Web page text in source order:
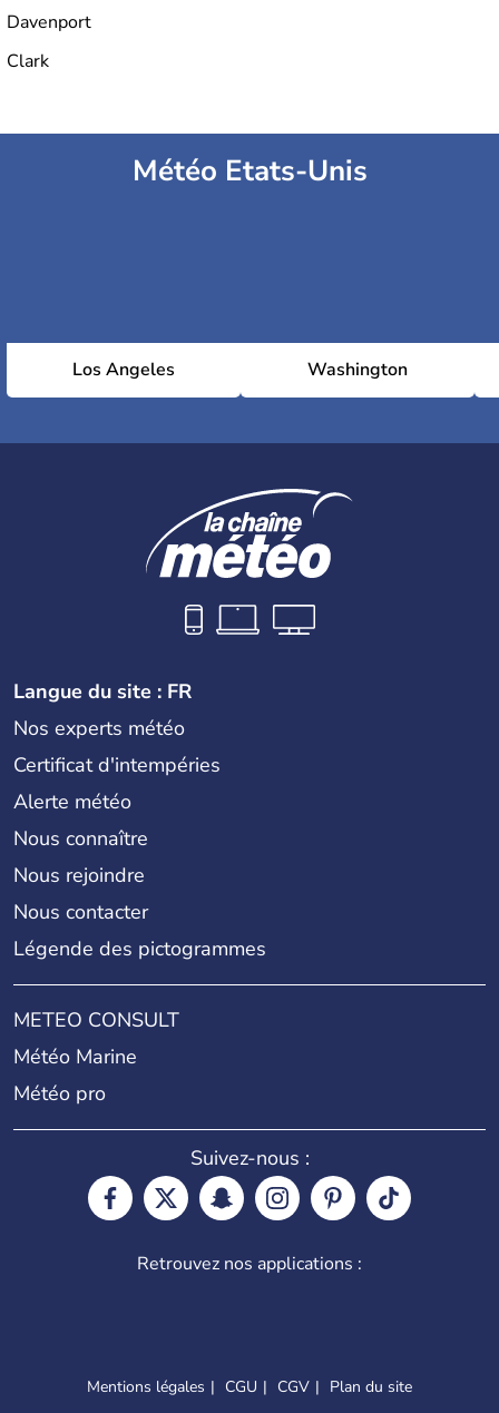
Davenport
Clark
Météo Etats-Unis
Los Angeles Washington
Langue du site : FR
Nos experts météo
Certificat d'intempéries
Alerte météo
Nous connaître
Nous rejoindre
Nous contacter
Légende des pictogrammes
METEO CONSULT
Météo Marine
Météo pro
Suivez-nous :
Retrouvez nos applications :
Mentions légales CGU CGV
Plan du site